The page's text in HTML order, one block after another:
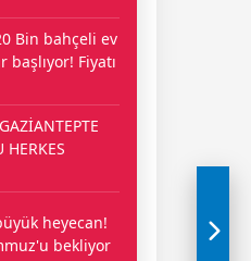
Bin bahçeli ev
Fiyatı
HERKES
heyecan!
bekliyor